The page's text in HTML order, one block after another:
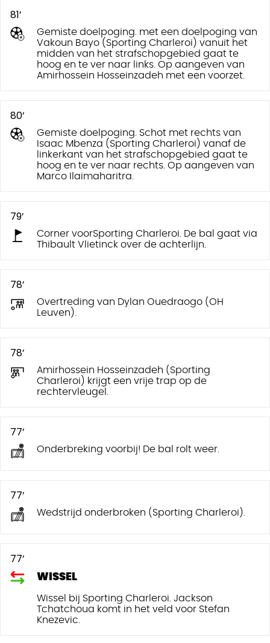
81’
Gemiste doelpoging. met een doelpoging van
Vakoun Bayo (Sporting Charleroi) vanuit het
midden van het strafschopgebied gaat te
hoog en te ver naar links. Op aangeven van
Amirhossein Hosseinzadeh met een voorzet.
80’
Gemiste doelpoging. Schot met rechts van
Isaac Mbenza (Sporting Charleroi) vanaf de
linkerkant van het strafschopgebied gaat te
hoog en te ver naar rechts. Op aangeven van
Marco Ilaimaharitra.
79’
Corner voorSporting Charleroi. De bal gaat via
Thibault Vlietinck over de achterlijn.
78’
Overtreding van Dylan Ouedraogo (OH
Leuven).
78’
Amirhossein Hosseinzadeh (Sporting
Charleroi) krijgt een vrije trap op de
rechtervleugel.
77’
Onderbreking voorbij! De bal rolt weer.
77’
Wedstrijd onderbroken (Sporting Charleroi).
77’
WISSEL
Wissel bij Sporting Charleroi. Jackson
Tchatchoua komt in het veld voor Stefan
Knezevic.